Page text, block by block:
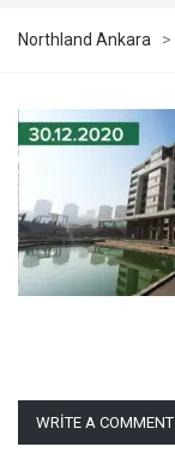
Northland Ankara >
WRITE A COMMENT